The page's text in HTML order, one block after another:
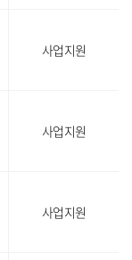
사업지원
사업지원
사업지원